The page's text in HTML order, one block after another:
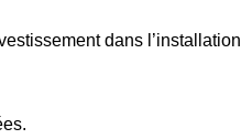
dans l’installation